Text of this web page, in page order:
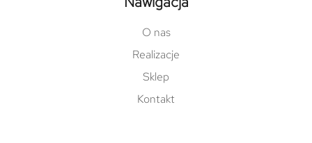
O nas
Realizacje
Sklep
Kontakt